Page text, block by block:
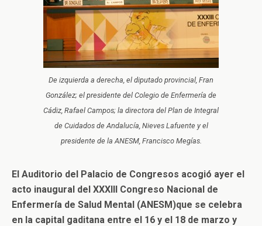
De izquierda a derecha, el diputado provincial, Fran
González; el presidente del Colegio de Enfermería de
Cádiz, Rafael Campos; la directora del Plan de Integral
de Cuidados de Andalucía, Nieves Lafuente y el
presidente de la ANESM, Francisco Megías.
El Auditorio del Palacio de Congresos acogió ayer el
acto inaugural del XXXIII Congreso Nacional de
Enfermería de Salud Mental (ANESM)que se celebra
en la capital gaditana entre el 16 y el 18 de marzo y